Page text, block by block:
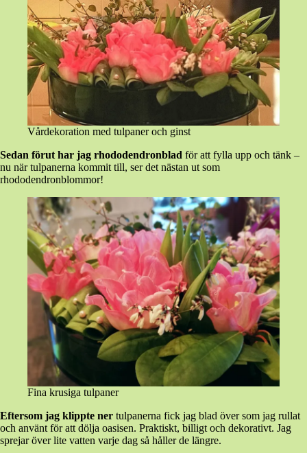
Vårdekoration med tulpaner och ginst
Sedan förut har jag rhododendronblad för att fylla upp och tänk –
nu när tulpanerna kommit till, ser det nästan ut som
rhododendronblommor!
Fina krusiga tulpaner
Eftersom jag klippte ner tulpanerna fick jag blad över som jag rullat
och använt för att dölja oasisen. Praktiskt, billigt och dekorativt. Jag
sprejar över lite vatten varje dag så håller de längre.